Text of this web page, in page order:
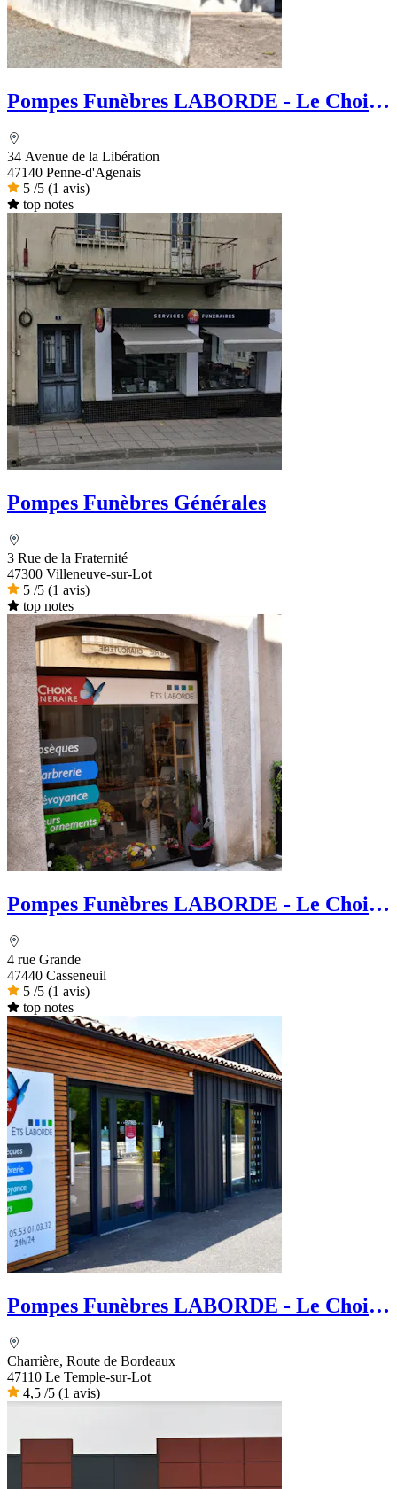
Pompes Funèbres LABORDE - Le Choix
34 Avenue de la Libération
47140 Penne-d'Agenais
5 /5 (1 avis)
top notes
Pompes Funèbres Générales
3 Rue de la Fraternité
47300 Villeneuve-sur-Lot
5 /5 (1 avis)
top notes
Pompes Funèbres LABORDE - Le Choix
4 rue Grande
47440 Casseneuil
5 /5 (1 avis)
top notes
Pompes Funèbres LABORDE - Le Choix
Charrière, Route de Bordeaux
47110 Le Temple-sur-Lot
4,5 /5 (1 avis)